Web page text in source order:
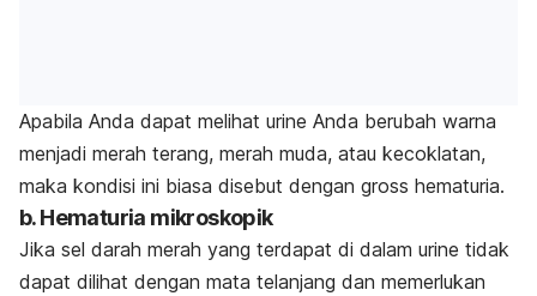
Apabila Anda dapat melihat urine Anda berubah warna
menjadi merah terang, merah muda, atau kecoklatan,
maka kondisi ini biasa disebut dengan gross hematuria.
b. Hematuria mikroskopik
Jika sel darah merah yang terdapat di dalam urine tidak
dapat dilihat dengan mata telanjang dan memerlukan